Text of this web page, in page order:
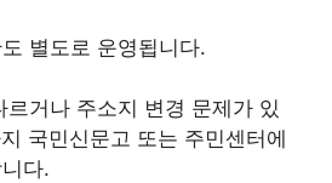
별도로 운영됩니다.
거나 주소지 변경 문제가 있
국민신문고 또는 주민센터에
다.